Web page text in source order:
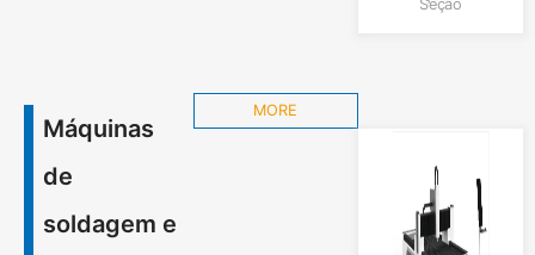
Pequenos
Seção
Máquinas
de
soldagem e
MORE